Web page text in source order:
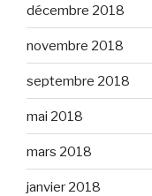
décembre 2018
novembre 2018
septembre 2018
mai 2018
mars 2018
janvier 2018